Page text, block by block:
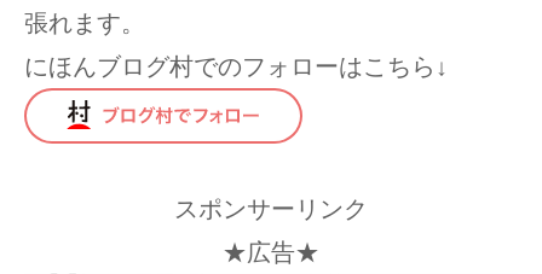
張れます。
にほんブログ村でのフォローはこちら↓
スポンサーリンク
★広告★